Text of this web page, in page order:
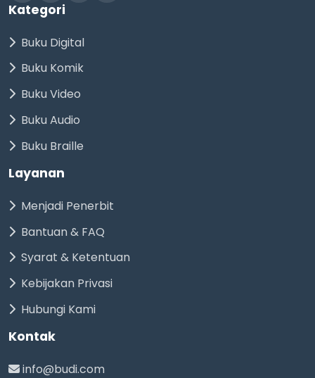
Kategori
Buku Digital
Buku Komik
Buku Video
Buku Audio
Buku Braille
Layanan
Menjadi Penerbit
Bantuan & FAQ
Syarat & Ketentuan
Kebijakan Privasi
Hubungi Kami
Kontak
info@budi.com